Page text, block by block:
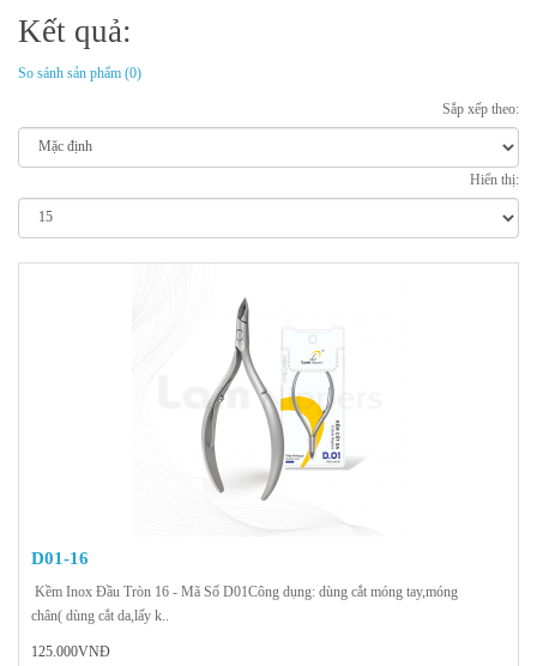
Kết quả:
So sánh sản phẩm (0)
Sắp xếp theo:
Hiển thị:
D01-16
Kềm Inox Đầu Tròn 16 - Mã Số D01Công dụng: dùng cắt móng tay,móng
chân( dùng cắt da,lấy k..
125.000VNĐ